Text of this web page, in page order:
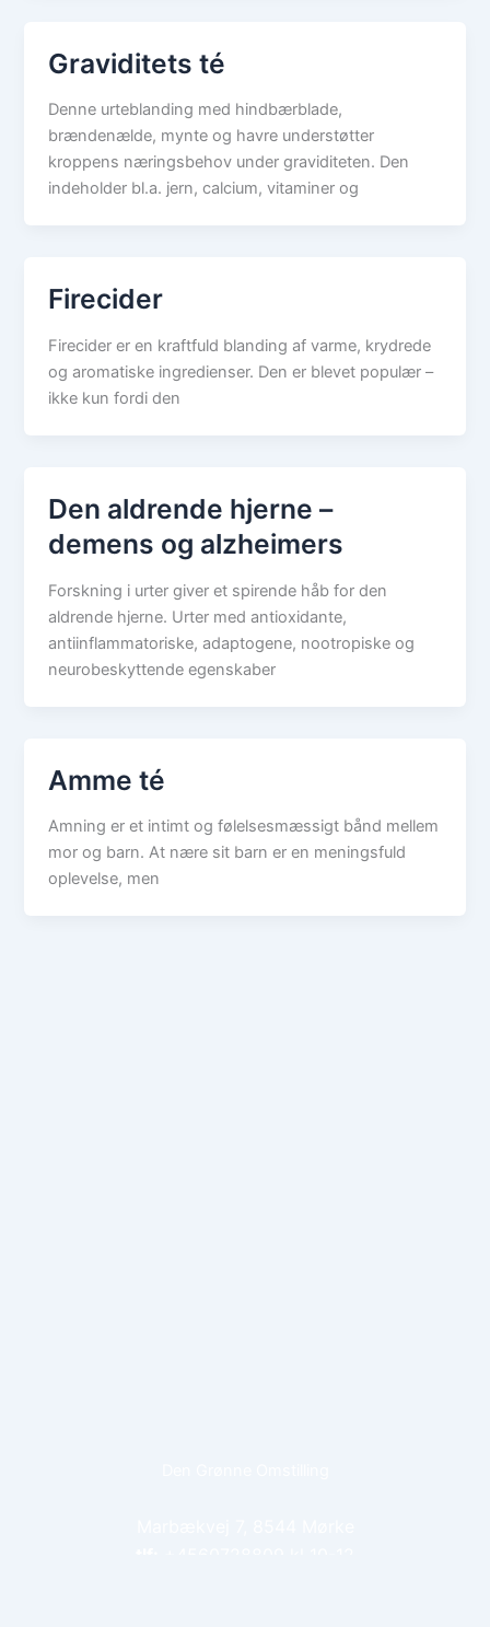
Graviditets té
Denne urteblanding med hindbærblade,
brændenælde, mynte og havre understøtter
kroppens næringsbehov under graviditeten. Den
indeholder bl.a. jern, calcium, vitaminer og
Firecider
Firecider er en kraftfuld blanding af varme, krydrede
og aromatiske ingredienser. Den er blevet populær –
ikke kun fordi den
Den aldrende hjerne –
demens og alzheimers
Forskning i urter giver et spirende håb for den
aldrende hjerne. Urter med antioxidante,
antiinflammatoriske, adaptogene, nootropiske og
neurobeskyttende egenskaber
Amme té
Amning er et intimt og følelsesmæssigt bånd mellem
mor og barn. At nære sit barn er en meningsfuld
oplevelse, men